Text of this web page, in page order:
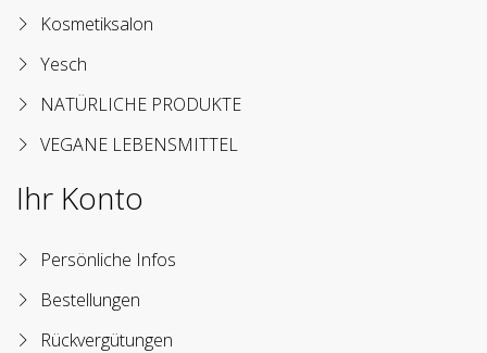
Kosmetiksalon
Yesch
NATÜRLICHE PRODUKTE
VEGANE LEBENSMITTEL
Ihr Konto
Persönliche Infos
Bestellungen
Rückvergütungen